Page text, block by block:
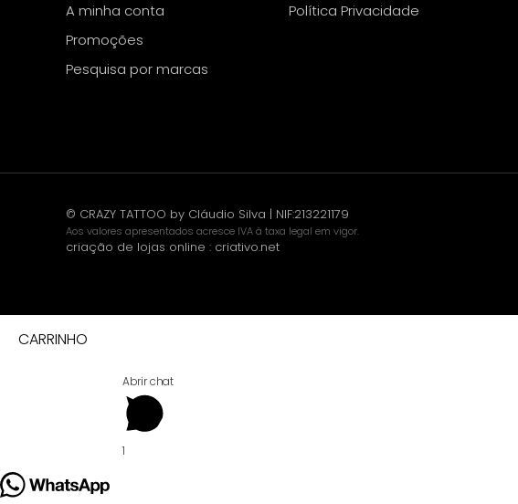
A minha conta
Promoções
Pesquisa por marcas
Política Privacidade
© CRAZY TATTOO by Cláudio Silva | NIF:213221179
Aos valores apresentados acresce IVA à taxa legal em vigor.
criação de lojas online : criativo.net
CARRINHO
Abrir chat
1